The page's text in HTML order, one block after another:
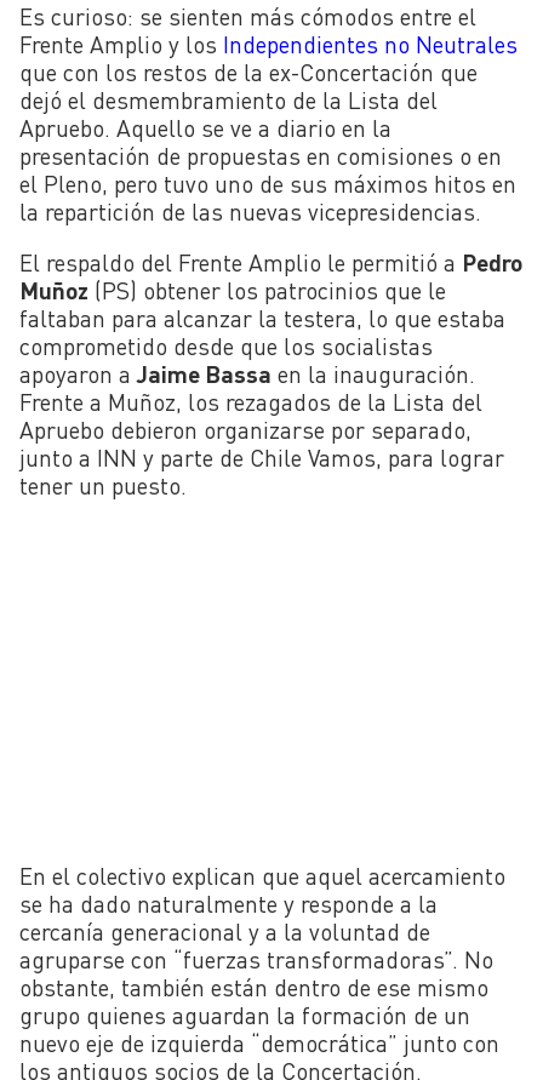
Es curioso: se sienten más cómodos entre el
Frente Amplio y los Independientes no Neutrales
que con los restos de la ex-Concertación que
dejó el desmembramiento de la Lista del
Apruebo. Aquello se ve a diario en la
presentación de propuestas en comisiones o en
el Pleno, pero tuvo uno de sus máximos hitos en
la repartición de las nuevas vicepresidencias.
El respaldo del Frente Amplio le permitió a Pedro
Muñoz (PS) obtener los patrocinios que le
faltaban para alcanzar la testera, lo que estaba
comprometido desde que los socialistas
apoyaron a Jaime Bassa en la inauguración.
Frente a Muñoz, los rezagados de la Lista del
Apruebo debieron organizarse por separado,
junto a INN y parte de Chile Vamos, para lograr
tener un puesto.
En el colectivo explican que aquel acercamiento
se ha dado naturalmente y responde a la
cercanía generacional y a la voluntad de
agruparse con “fuerzas transformadoras”. No
obstante, también están dentro de ese mismo
grupo quienes aguardan la formación de un
nuevo eje de izquierda “democrática” junto con
los antiguos socios de la Concertación.